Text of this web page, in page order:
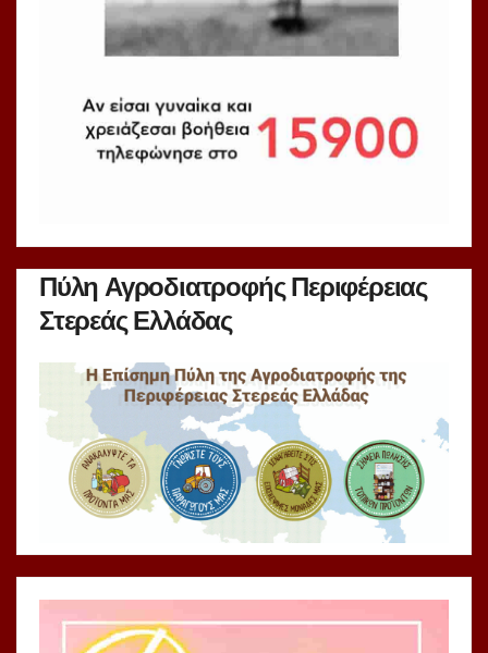
Πύλη Αγροδιατροφής Περιφέρειας
Στερεάς Ελλάδας